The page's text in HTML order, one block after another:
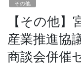
その他
【その他
産業推進協
商談会併催